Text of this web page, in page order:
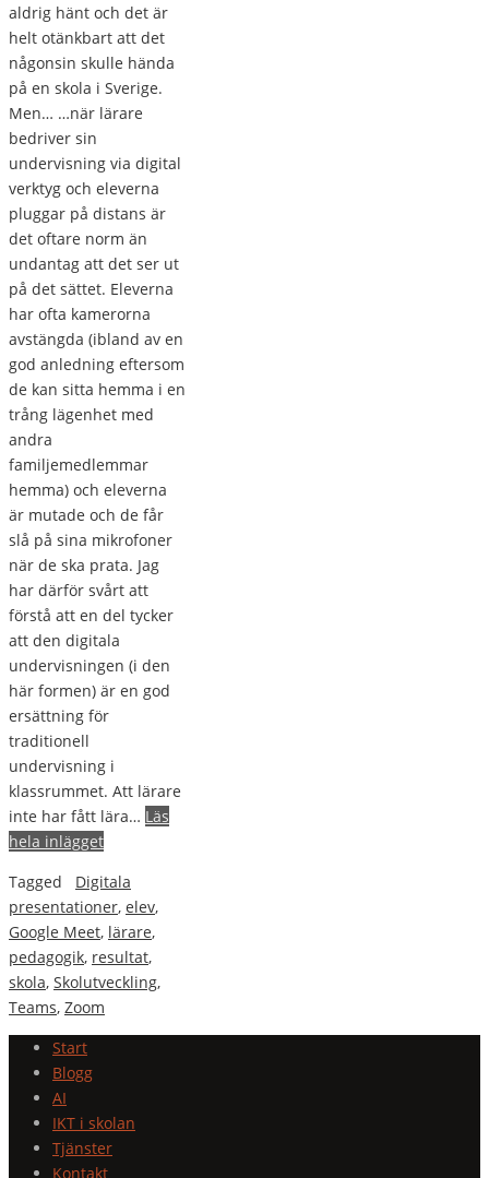
aldrig hänt och det är
helt otänkbart att det
någonsin skulle hända
på en skola i Sverige.
Men… …när lärare
bedriver sin
undervisning via digital
verktyg och eleverna
pluggar på distans är
det oftare norm än
undantag att det ser ut
på det sättet. Eleverna
har ofta kamerorna
avstängda (ibland av en
god anledning eftersom
de kan sitta hemma i en
trång lägenhet med
andra
familjemedlemmar
hemma) och eleverna
är mutade och de får
slå på sina mikrofoner
när de ska prata. Jag
har därför svårt att
förstå att en del tycker
att den digitala
undervisningen (i den
här formen) är en god
ersättning för
traditionell
undervisning i
klassrummet. Att lärare
inte har fått lära… Läs
hela inlägget
Tagged
Digitala
presentationer, elev,
Google Meet, lärare,
pedagogik, resultat,
skola, Skolutveckling,
Teams, Zoom
Start
Blogg
AI
IKT i skolan
Tjänster
Kontakt